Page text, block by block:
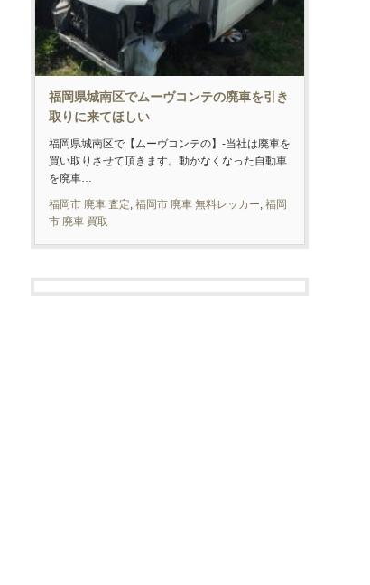
福岡県城南区でムーヴコンテの廃車を引き
取りに来てほしい
福岡県城南区で【ムーヴコンテの】-当社は廃車を
買い取りさせて頂きます。動かなくなった自動車
を廃車…
福岡市 廃車 査定, 福岡市 廃車 無料レッカー, 福岡
市 廃車 買取